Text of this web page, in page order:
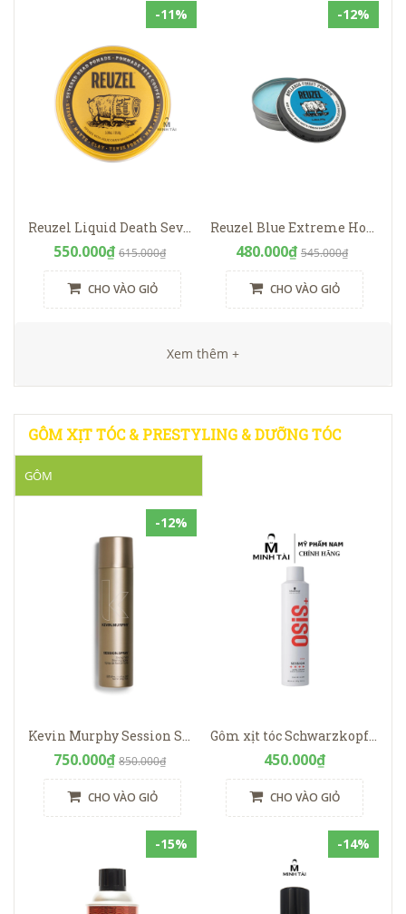
-11%
Reuzel Liquid Death Severed Head Clay Pomade
550.000₫ 615.000₫
CHO VÀO GIỎ
-12%
Reuzel Blue Extreme Hold Matte Pomade
480.000₫ 545.000₫
CHO VÀO GIỎ
Xem thêm +
GÔM XỊT TÓC & PRESTYLING & DƯỠNG TÓC
GÔM
-12%
Kevin Murphy Session Spray
750.000₫ 850.000₫
CHO VÀO GIỎ
Gôm xịt tóc Schwarzkopf Osis+ Session Extra Strong 300ml
450.000₫
CHO VÀO GIỎ
-15% -14%